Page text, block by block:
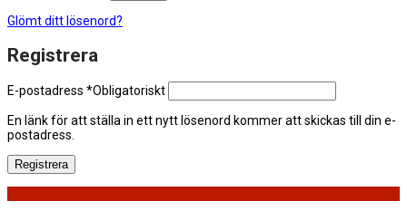
Glömt ditt lösenord?
Registrera
E-postadress *Obligatoriskt
En länk för att ställa in ett nytt lösenord kommer att skickas till din e-
postadress.
Registrera